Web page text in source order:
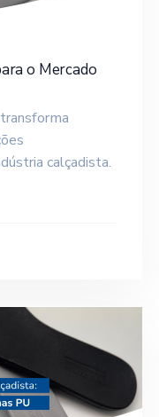
o Mercado
calçadista.